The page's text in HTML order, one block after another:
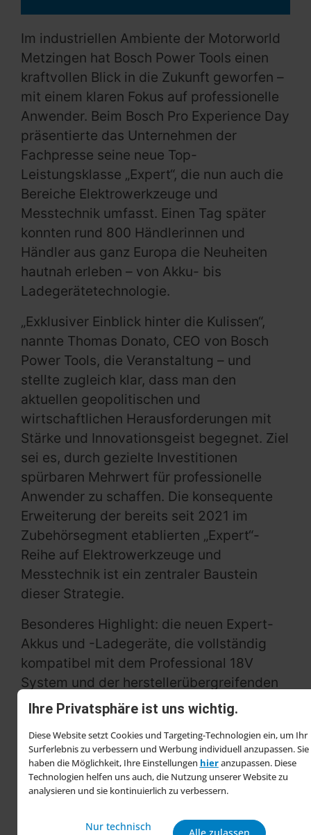
Ihre Privatsphäre ist uns wichtig.
Diese Website setzt Cookies und Targeting-Technologien ein, um Ihr
Surferlebnis zu verbessern und Werbung individuell anzupassen. Sie
haben die Möglichkeit, Ihre Einstellungen hieranzupassen. Diese
Technologien helfen uns auch, die Nutzung unserer Website zu
analysieren und sie kontinuierlich zu verbessern.
Nur technisch
Im industriellen Ambiente der Motorworld
Metzingen hat Bosch Power Tools einen
kraftvollen Blick in die Zukunft geworfen –
mit einem klaren Fokus auf professionelle
Anwender. Beim Bosch Pro Experience Day
präsentierte das Unternehmen der
Fachpresse seine neue Top-
Leistungsklasse „Expert“, die nun auch die
Bereiche Elektrowerkzeuge und
Messtechnik umfasst. Einen Tag später
konnten rund 800 Händlerinnen und
Händler aus ganz Europa die Neuheiten
hautnah erleben – von Akku- bis
Ladegerätetechnologie.
„Exklusiver Einblick hinter die Kulissen“,
nannte Thomas Donato, CEO von Bosch
Power Tools, die Veranstaltung – und
stellte zugleich klar, dass man den
aktuellen geopolitischen und
wirtschaftlichen Herausforderungen mit
Stärke und Innovationsgeist begegnet. Ziel
sei es, durch gezielte Investitionen
spürbaren Mehrwert für professionelle
Anwender zu schaffen. Die konsequente
Erweiterung der bereits seit 2021 im
Zubehörsegment etablierten „Expert“-
Reihe auf Elektrowerkzeuge und
Messtechnik ist ein zentraler Baustein
dieser Strategie.
Besonderes Highlight: die neuen Expert-
Akkus und -Ladegeräte, die vollständig
kompatibel mit dem Professional 18V
System und der herstellerübergreifenden
AmpShare-Allianz sind. Diese umfasst
mittlerweile 36 Partner – Tendenz
steigend. In den kommenden zwei Jahren
will Bosch Power Tools rund 2.000 neue
Produkte entwickeln. Donato spricht von
einem „einzigartigen
Innovationsfeuerwerk“ – getragen von